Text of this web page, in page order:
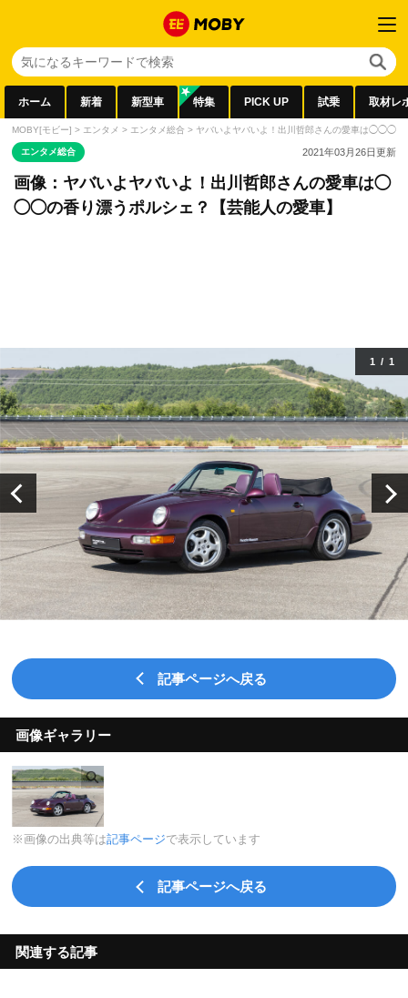
ホーム 新着 新型車 特集 PICK UP 試乗 取材レ
MOBY[モビー] > エンタメ > エンタメ総合 > ヤバいよヤバいよ！出川哲郎さんの愛車は◯◯◯の
エンタメ総合 2021年03月26日更新
画像：ヤバいよヤバいよ！出川哲郎さんの愛車は◯
◯◯の香り漂うポルシェ？【芸能人の愛車】
1 / 1
記事ページへ戻る
画像ギャラリー
※画像の出典等は記事ページで表示しています
記事ページへ戻る
関連する記事